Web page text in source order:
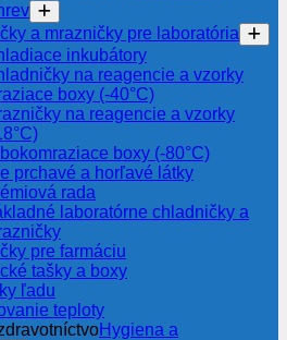
a mrazničky pre laboratória
inkubátory
na reagencie a vzorky
boxy (-40°C)
na reagencie a vzorky
boxy (-80°C)
prchavé a horľavé látky
rada
laboratórne chladničky a
pre farmáciu
tašky a boxy
ľadu
teploty
Hygiena a